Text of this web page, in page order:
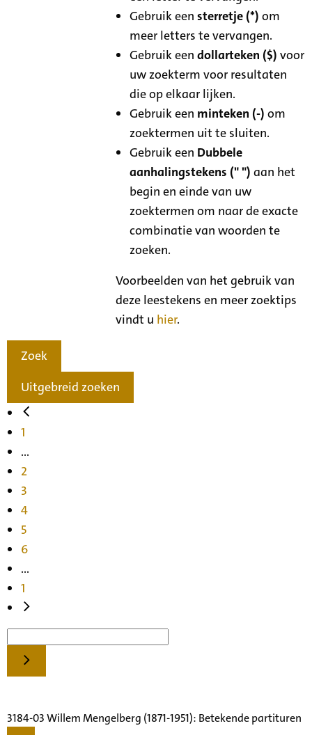
Gebruik eensterretje (*) om
meer letters te vervangen.
Gebruik eendollarteken ($) voor
uw zoekterm voor resultaten
die op elkaar lijken.
Gebruik een minteken (-) om
zoektermen uit te sluiten.
Gebruik een Dubbele
aanhalingstekens (" ") aan het
begin en einde van uw
zoektermen om naar de exacte
combinatie van woorden te
zoeken.
Voorbeelden van het gebruik van
deze leestekens en meer zoektips
vindt u hier.
Zoek
Uitgebreid zoeken
1
...
2
3
4
5
6
...
1
3184-03 Willem Mengelberg (1871-1951): Betekende partituren